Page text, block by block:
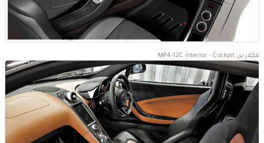
مكلارين MP4-12C interior - Cockpit